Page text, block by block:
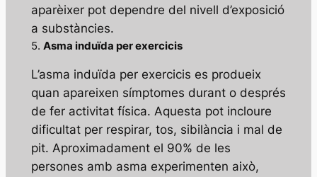
aparèixer pot dependre del nivell d’exposició
a substàncies.
5. Asma induïda per exercicis
L’asma induïda per exercicis es produeix
quan apareixen símptomes durant o després
de fer activitat física. Aquesta pot incloure
dificultat per respirar, tos, sibilància i mal de
pit. Aproximadament el 90% de les
persones amb asma experimenten això,